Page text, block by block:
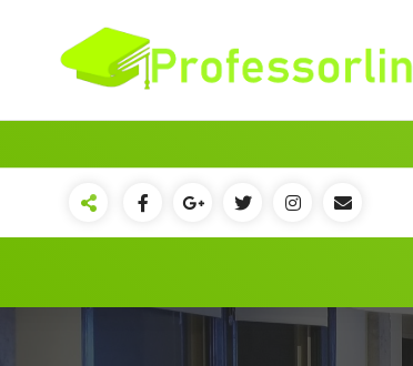
content